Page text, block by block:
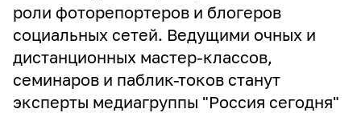
роли фоторепортеров и блогеров
социальных сетей. Ведущими очных и
дистанционных мастер-классов,
семинаров и паблик-токов станут
эксперты медиагруппы "Россия сегодня"